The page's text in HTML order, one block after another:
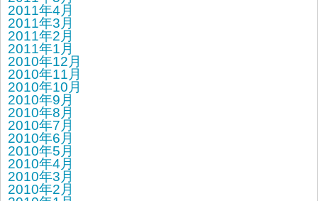
2011年4月
2011年3月
2011年2月
2011年1月
2010年12月
2010年11月
2010年10月
2010年9月
2010年8月
2010年7月
2010年6月
2010年5月
2010年4月
2010年3月
2010年2月